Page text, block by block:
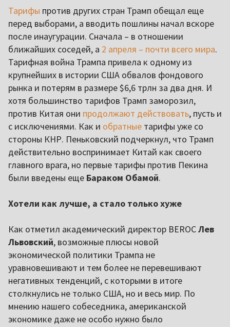
Тарифы против других стран Трамп обещал еще
перед выборами, а вводить пошлины начал вскоре
после инаугурации. Сначала – в отношении
ближайших соседей, а 2 апреля – почти всего мира.
Тарифная война Трампа привела к одному из
крупнейших в истории США обвалов фондового
рынка и потерям в размере $6,6 трлн за два дня. И
хотя большинство тарифов Трамп заморозил,
против Китая они продолжают действовать, пусть и
с исключениями. Как и обратные тарифы уже со
стороны КНР. Пеньковский подчеркнул, что Трамп
действительно воспринимает Китай как своего
главного врага, но первые тарифы против Пекина
были введены еще Бараком Обамой.
Хотели как лучше, а стало только хуже
Как отметил академический директор BEROCЛев
Львовский, возможные плюсы новой
экономической политики Трампа не
уравновешивают и тем более не перевешивают
негативных тенденций, с которыми в итоге
столкнулись не только США, но и весь мир. По
мнению нашего собеседника, американской
экономике даже не особо нужно было